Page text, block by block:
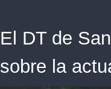
El DT de
sobre la